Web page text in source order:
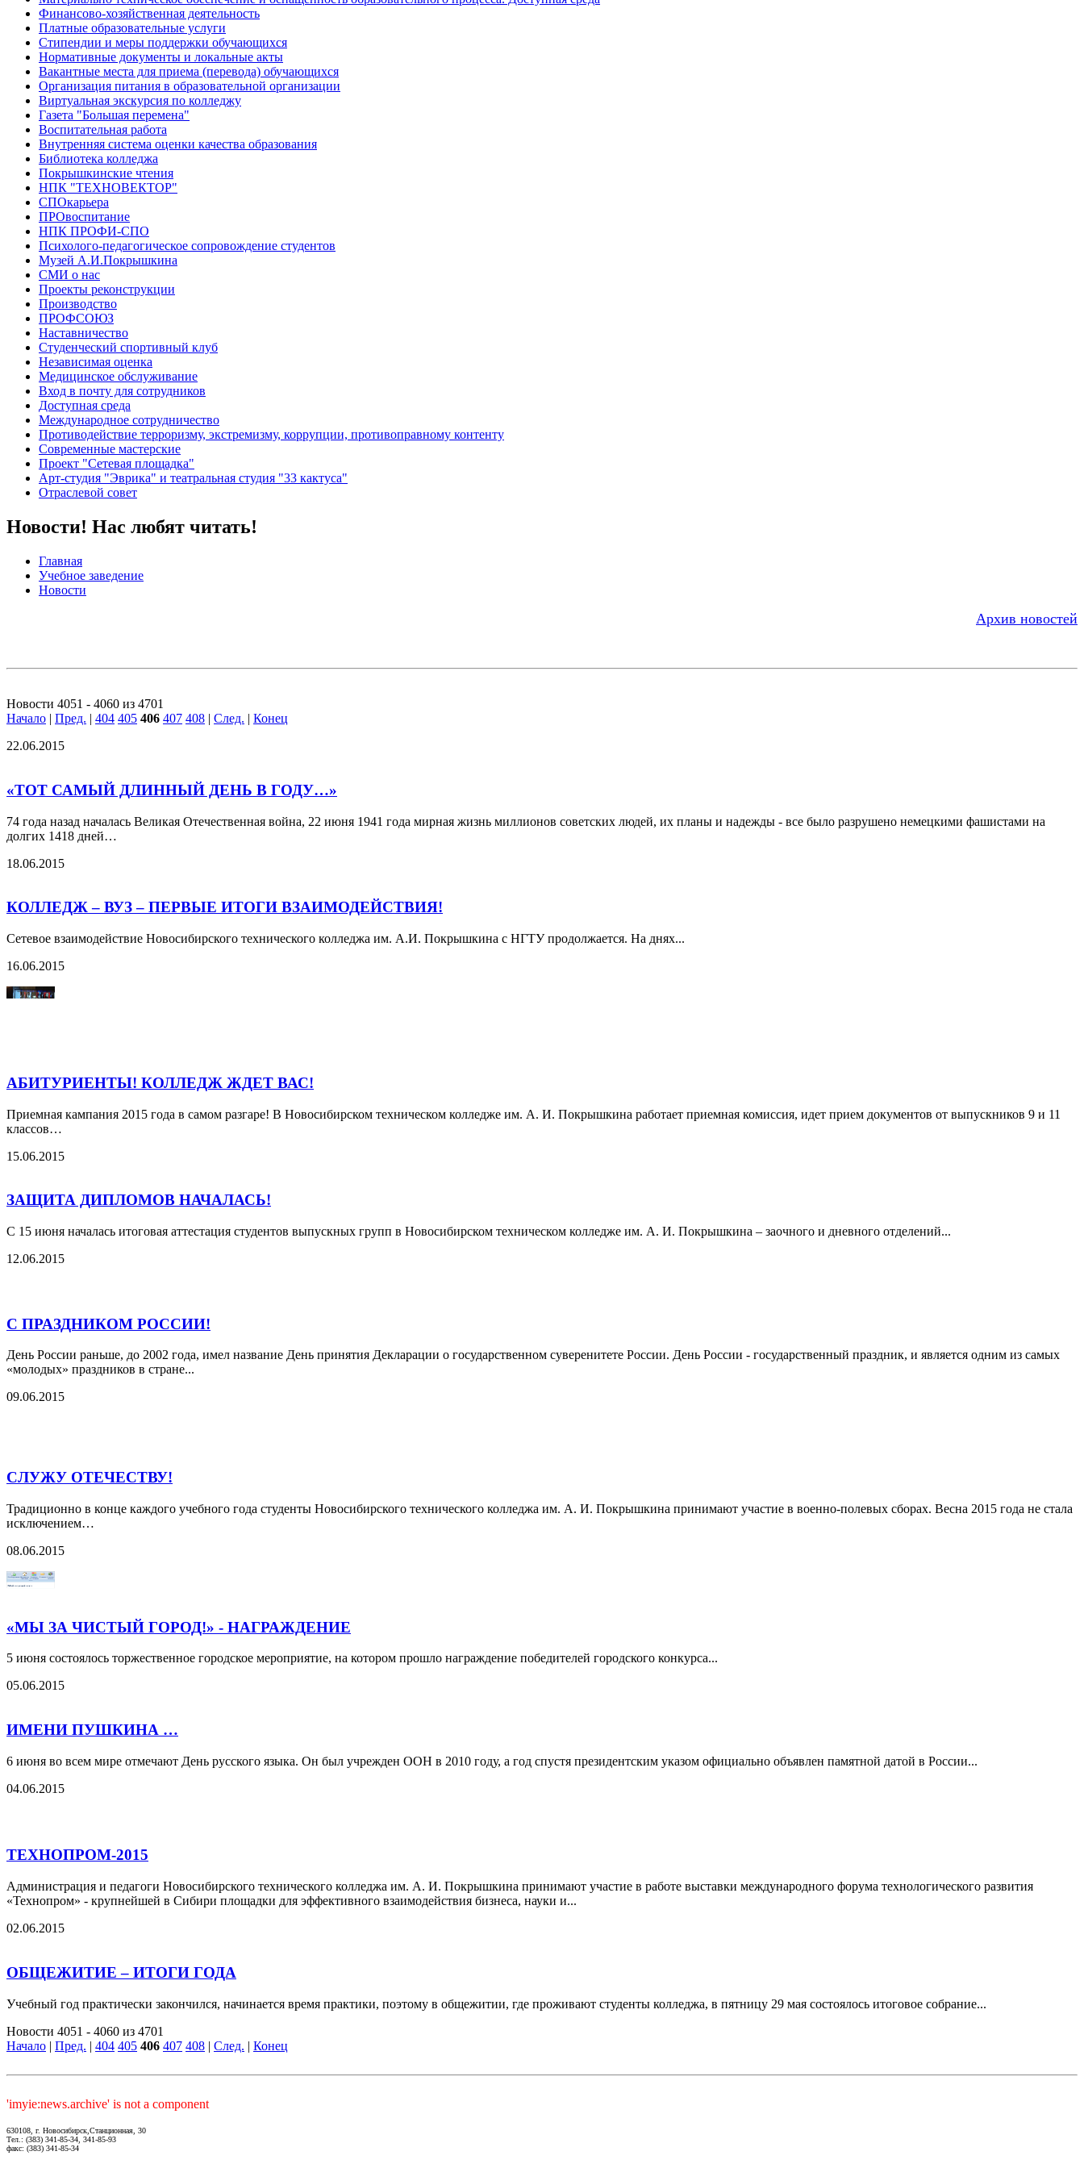
Финансово-хозяйственная деятельность
Платные образовательные услуги
Стипендии и меры поддержки обучающихся
Нормативные документы и локальные акты
Вакантные места для приема (перевода) обучающихся
Организация питания в образовательной организации
Виртуальная экскурсия по колледжу
Газета "Большая перемена"
Воспитательная работа
Внутренняя система оценки качества образования
Библиотека колледжа
Покрышкинские чтения
НПК "ТЕХНОВЕКТОР"
СПОкарьера
ПРОвоспитание
НПК ПРОФИ-СПО
Психолого-педагогическое сопровождение студентов
Музей А.И.Покрышкина
СМИ о нас
Проекты реконструкции
Производство
ПРОФСОЮЗ
Наставничество
Студенческий спортивный клуб
Независимая оценка
Медицинское обслуживание
Вход в почту для сотрудников
Доступная среда
Международное сотрудничество
Противодействие терроризму, экстремизму, коррупции, противоправному контенту
Современные мастерские
Проект "Сетевая площадка"
Арт-студия "Эврика" и театральная студия "33 кактуса"
Отраслевой совет
Новости! Нас любят читать!
Главная
Учебное заведение
Новости
Архив новостей
Новости 4051 - 4060 из 4701
Начало | Пред. | 404 405 406 407 408 | След. | Конец
22.06.2015
«ТОТ САМЫЙ ДЛИННЫЙ ДЕНЬ В ГОДУ…»
74 года назад началась Великая Отечественная война, 22 июня 1941 года мирная жизнь миллионов советских людей, их планы и надежды - все было разрушено немецкими фашистами на
долгих 1418 дней…
18.06.2015
КОЛЛЕДЖ – ВУЗ – ПЕРВЫЕ ИТОГИ ВЗАИМОДЕЙСТВИЯ!
Сетевое взаимодействие Новосибирского технического колледжа им. А.И. Покрышкина с НГТУ продолжается. На днях...
16.06.2015
АБИТУРИЕНТЫ! КОЛЛЕДЖ ЖДЕТ ВАС!
Приемная кампания 2015 года в самом разгаре! В Новосибирском техническом колледже им. А. И. Покрышкина работает приемная комиссия, идет прием документов от выпускников 9 и 11
классов…
15.06.2015
ЗАЩИТА ДИПЛОМОВ НАЧАЛАСЬ!
С 15 июня началась итоговая аттестация студентов выпускных групп в Новосибирском техническом колледже им. А. И. Покрышкина – заочного и дневного отделений...
12.06.2015
С ПРАЗДНИКОМ РОССИИ!
День России раньше, до 2002 года, имел название День принятия Декларации о государственном суверенитете России. День России - государственный праздник, и является одним из самых
«молодых» праздников в стране...
09.06.2015
СЛУЖУ ОТЕЧЕСТВУ!
Традиционно в конце каждого учебного года студенты Новосибирского технического колледжа им. А. И. Покрышкина принимают участие в военно-полевых сборах. Весна 2015 года не стала
исключением…
08.06.2015
«МЫ ЗА ЧИСТЫЙ ГОРОД!» - НАГРАЖДЕНИЕ
5 июня состоялось торжественное городское мероприятие, на котором прошло награждение победителей городского конкурса...
05.06.2015
ИМЕНИ ПУШКИНА …
6 июня во всем мире отмечают День русского языка. Он был учрежден ООН в 2010 году, а год спустя президентским указом официально объявлен памятной датой в России...
04.06.2015
ТЕХНОПРОМ-2015
Администрация и педагоги Новосибирского технического колледжа им. А. И. Покрышкина принимают участие в работе выставки международного форума технологического развития
«Технопром» - крупнейшей в Сибири площадки для эффективного взаимодействия бизнеса, науки и...
02.06.2015
ОБЩЕЖИТИЕ – ИТОГИ ГОДА
Учебный год практически закончился, начинается время практики, поэтому в общежитии, где проживают студенты колледжа, в пятницу 29 мая состоялось итоговое собрание...
Новости 4051 - 4060 из 4701
Начало | Пред. | 404 405 406 407 408 | След. | Конец
'imyie:news.archive' is not a component
630108, г. Новосибирск,Станционная, 30
Тел.: (383) 341-85-34, 341-85-93
факс: (383) 341-85-34